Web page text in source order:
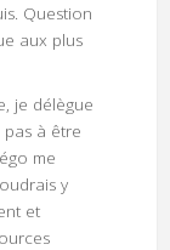
Question
aux plus
je délègue
à être
me
y
et